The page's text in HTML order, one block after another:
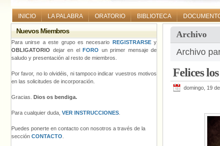
INICIO LA PALABRA ORATORIO BIBLIOTECA
Archivo
Archivo
Felices
domingo, 19
Nuevos Miembros
Para unirse a este grupo es necesario REGISTRARSEy
OBLIGATORIO dejar en el FORO un primer mensaje de
saludo y presentación al resto de miembros.
Por favor, no lo olvidéis, ni tampoco indicar vuestros motivos
en las solicitudes de incorporación.
Gracias. Dios os bendiga.
Para cualquier duda, VER INSTRUCCIONES
Puedes ponerte en contacto con nosotros a través de la
sección CONTACTO